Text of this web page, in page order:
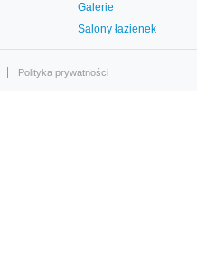
Galerie
Salony łazienek
Polityka prywatności